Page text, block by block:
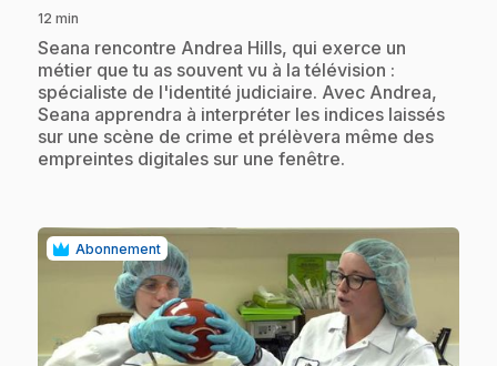
12 min
.Seana rencontre Andrea Hills, qui exerce un
métier que tu as souvent vu à la télévision :
spécialiste de l'identité judiciaire. Avec Andrea,
Seana apprendra à interpréter les indices laissés
sur une scène de crime et prélèvera même des
empreintes digitales sur une fenêtre.
Abonnement